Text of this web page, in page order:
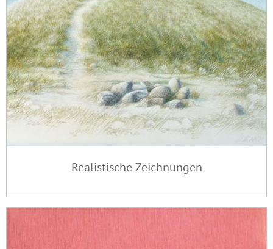
Realistische Zeichnungen